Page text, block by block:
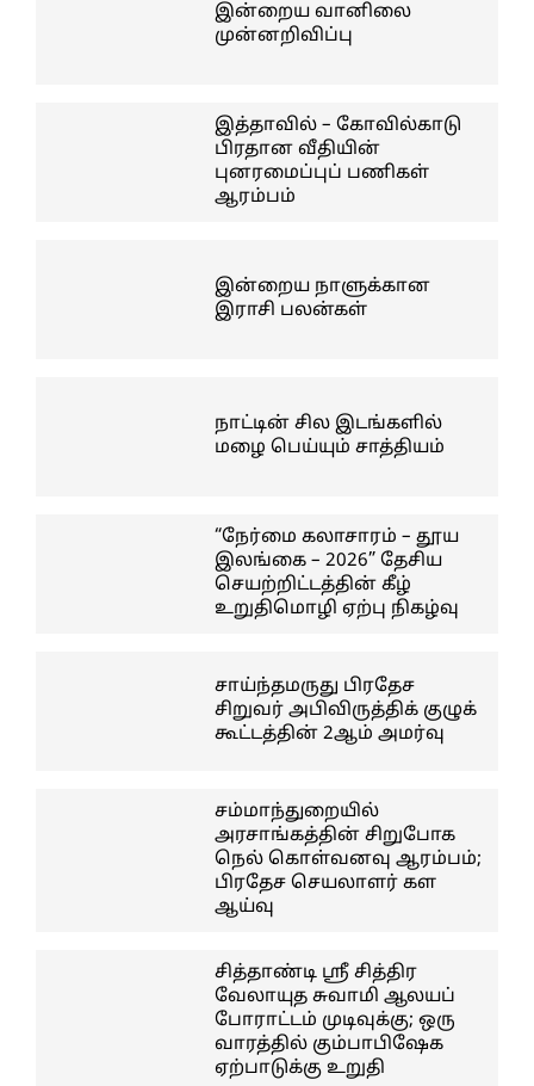
இன்றைய வானிலை
முன்னறிவிப்பு
இத்தாவில் – கோவில்காடு
பிரதான வீதியின்
புனரமைப்புப் பணிகள்
ஆரம்பம்
இன்றைய நாளுக்கான
இராசி பலன்கள்
நாட்டின் சில இடங்களில்
மழை பெய்யும் சாத்தியம்
“நேர்மை கலாசாரம் – தூய
இலங்கை – 2026” தேசிய
செயற்றிட்டத்தின் கீழ்
உறுதிமொழி ஏற்பு நிகழ்வு
சாய்ந்தமருது பிரதேச
சிறுவர் அபிவிருத்திக் குழுக்
கூட்டத்தின் 2ஆம் அமர்வு
சம்மாந்துறையில்
அரசாங்கத்தின் சிறுபோக
நெல் கொள்வனவு ஆரம்பம்;
பிரதேச செயலாளர் கள
ஆய்வு
சித்தாண்டி ஸ்ரீ சித்திர
வேலாயுத சுவாமி ஆலயப்
போராட்டம் முடிவுக்கு; ஒரு
வாரத்தில் கும்பாபிஷேக
ஏற்பாடுக்கு உறுதி